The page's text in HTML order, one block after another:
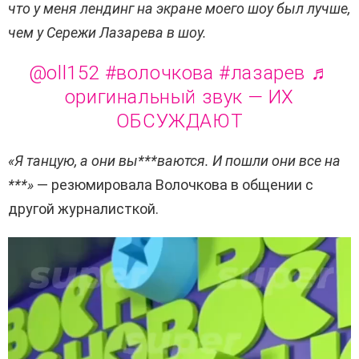
что у меня лендинг на экране моего шоу был лучше,
чем у Сережи Лазарева в шоу.
@oll152 #волочкова #лазарев ♬
оригинальный звук — ИХ
ОБСУЖДАЮТ
«Я танцую, а они вы***ваются. И пошли они все на
***» — резюмировала Волочкова в общении с
другой журналисткой.
д
е
о